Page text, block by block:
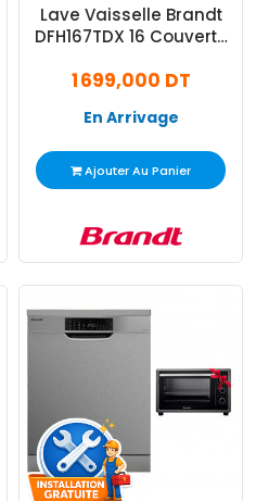
Lave Vaisselle Brandt
DFH167TDX 16 Couverts
1 699,000 DT
En Arrivage
Ajouter Au Panier